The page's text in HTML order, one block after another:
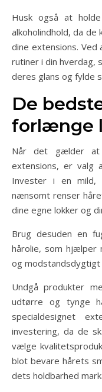
Husk også at
alkoholindhold, da
dine extensions.
rutiner i din hverdag,
deres glans og fylde
De
forlænge
Når det gælder at
extensions, er valg
Invester i en mild,
nænsomt renser
dine egne lokker og
Brug desuden en
hårolie, som hjælper
og modstandsdygtigt
Undgå produkter
udtørre og tynge
specialdesignet
investering, da de
vælge
blot bevare hårets
dets holdbarhed